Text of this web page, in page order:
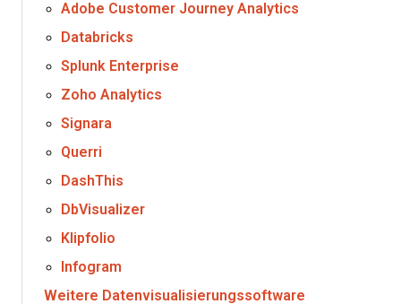
Adobe Customer Journey Analytics
Databricks
Splunk Enterprise
Zoho Analytics
Signara
Querri
DashThis
DbVisualizer
Klipfolio
Infogram
Weitere Datenvisualisierungssoftware